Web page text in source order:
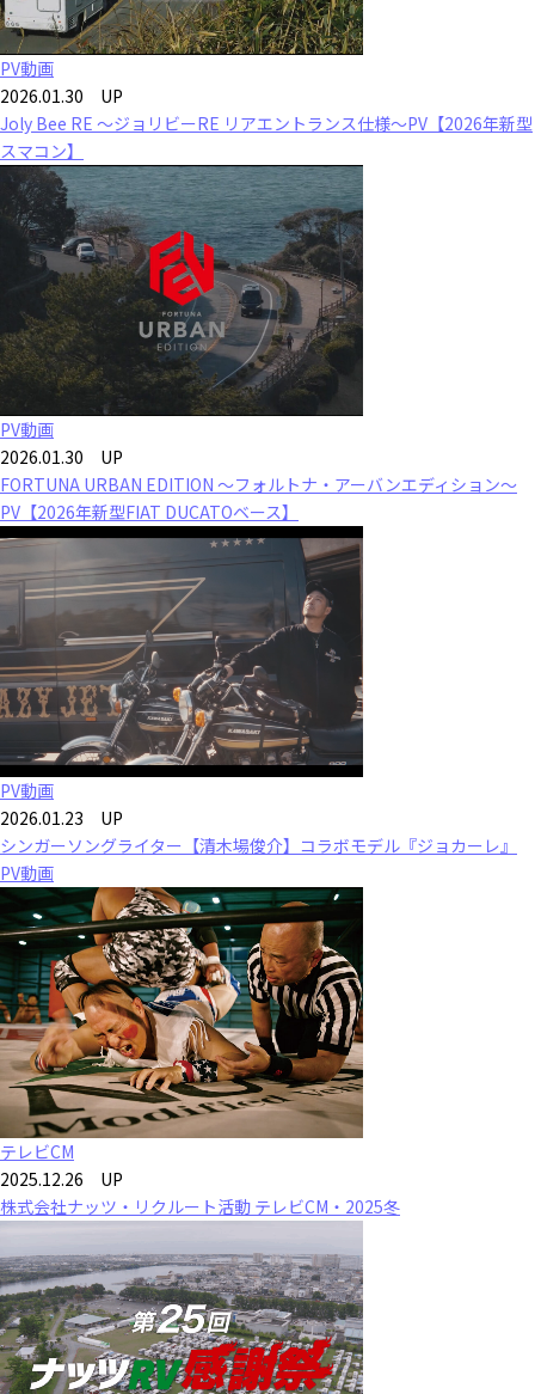
PV動画
2026.01.30 UP
Joly Bee RE ～ジョリビーRE リアエントランス仕様～PV【2026年新型
スマコン】
PV動画
2026.01.30 UP
FORTUNA URBAN EDITION ～フォルトナ・アーバンエディション～
PV【2026年新型FIAT DUCATOベース】
PV動画
2026.01.23 UP
シンガーソングライター【清木場俊介】コラボモデル『ジョカーレ』
PV動画
テレビCM
2025.12.26 UP
株式会社ナッツ・リクルート活動 テレビCM・2025冬